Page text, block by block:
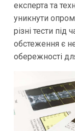
експерта та
уникнути
різні тести під
обстеження є
обережності